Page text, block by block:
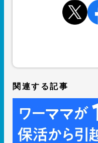
関連する記事